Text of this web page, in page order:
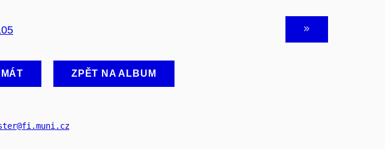
ZPĚT NA ALBUM
@fi .muni .cz